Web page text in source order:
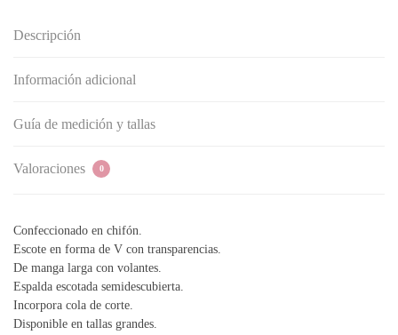
Descripción
Información adicional
Guía de medición y tallas
Valoraciones 0
Confeccionado en chifón.
Escote en forma de V con transparencias.
De manga larga con volantes.
Espalda escotada semidescubierta.
Incorpora cola de corte.
Disponible en tallas grandes.